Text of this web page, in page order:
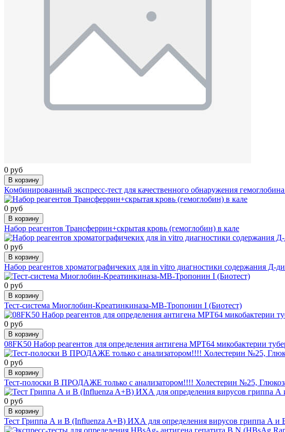
0 руб
В корзину
Комбинированный экспресс-тест для качественного обнаружения
0 руб
В корзину
Набор реагентов Трансферрин+скрытая кровь (гемоглобин) в кале
0 руб
В корзину
Набор реагентов хроматографичеких для in vitro диагностики содержания
0 руб
В корзину
Тест-система Миоглобин-Креатинкиназа-МВ-Тропонин I (Биотест)
0 руб
В корзину
08FK50 Набор реагентов для определения антигена МРТ64 микобактерии
0 руб
В корзину
Тест-полоски В ПРОДАЖЕ только с анализатором!!!! Холестерин №25,
0 руб
В корзину
Тест Гриппа А и В (Influenza A+B) ИХА для определения вирусов гриппа А и